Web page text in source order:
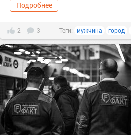
Подробнее
2 3 Теги: мужчина город